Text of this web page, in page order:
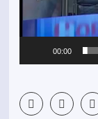
00:00